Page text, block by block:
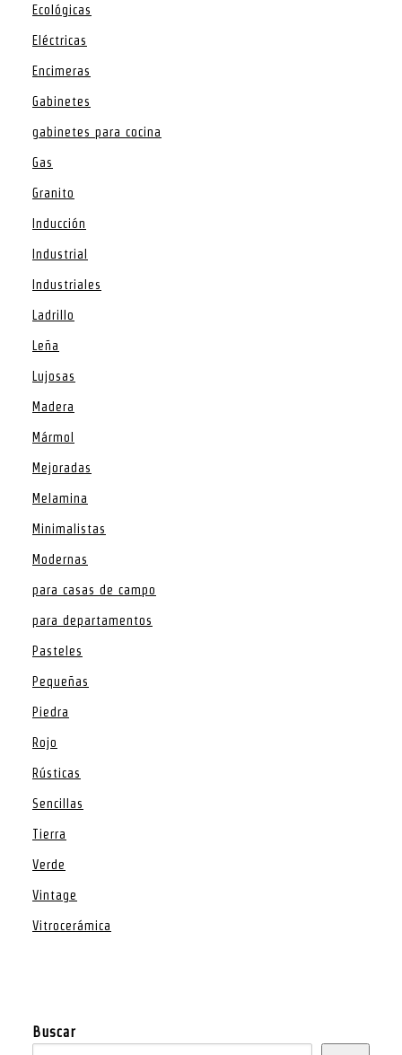
Ecológicas
Eléctricas
Encimeras
Gabinetes
gabinetes para cocina
Gas
Granito
Inducción
Industrial
Industriales
Ladrillo
Leña
Lujosas
Madera
Mármol
Mejoradas
Melamina
Minimalistas
Modernas
para casas de campo
para departamentos
Pasteles
Pequeñas
Piedra
Rojo
Rústicas
Sencillas
Tierra
Verde
Vintage
Vitrocerámica
Buscar